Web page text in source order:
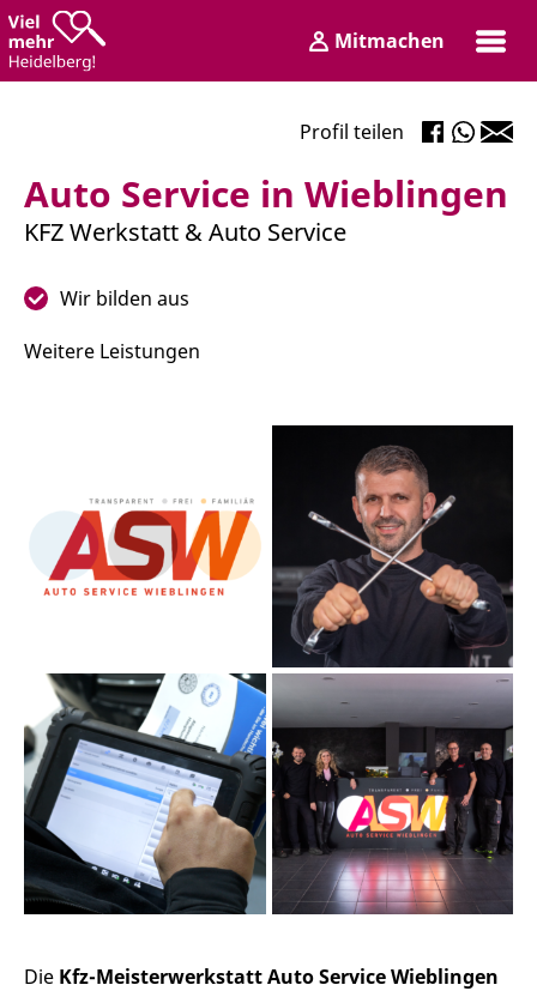
Zum
Inhalt
Zum
Hauptmenü
LoginMitmachen
Auto Service in Wieblingen
KFZ Werkstatt & Auto Service
Profil teilen
Wir bilden aus
Weitere Leistungen
Die Kfz-Meisterwerkstatt Auto Service Wieblingen